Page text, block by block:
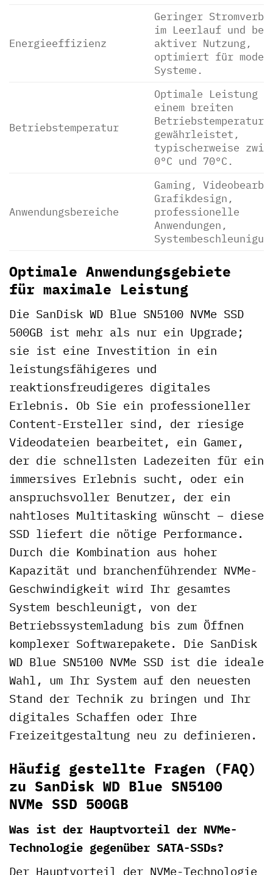
Energieeffizienz
Geringer
im Leerlauf und bei
aktiver Nutzung,
optimiert für
Systeme.
Betriebstemperatur
Optimale Leistung
einem breiten
gewährleistet,
typischerweise
0°C und 70°C.
Anwendungsbereiche
Gaming,
Grafikdesign,
professionelle
Anwendungen,
Optimale Anwendungsgebiete
für maximale Leistung
Die SanDisk WD Blue SN5100 NVMe SSD
500GB ist mehr als nur ein Upgrade;
sie ist eine Investition in ein
leistungsfähigeres und
reaktionsfreudigeres digitales
Erlebnis. Ob Sie ein professioneller
Content-Ersteller sind, der riesige
Videodateien bearbeitet, ein Gamer,
der die schnellsten Ladezeiten für ein
immersives Erlebnis sucht, oder ein
anspruchsvoller Benutzer, der ein
nahtloses Multitasking wünscht – diese
SSD liefert die nötige Performance.
Durch die Kombination aus hoher
Kapazität und branchenführender NVMe-
Geschwindigkeit wird Ihr gesamtes
System beschleunigt, von der
Betriebssystemladung bis zum Öffnen
komplexer Softwarepakete. Die SanDisk
WD Blue SN5100 NVMe SSD ist die ideale
Wahl, um Ihr System auf den neuesten
Stand der Technik zu bringen und Ihr
digitales Schaffen oder Ihre
Freizeitgestaltung neu zu definieren.
Häufig gestellte Fragen (FAQ)
zu SanDisk WD Blue SN5100
NVMe SSD 500GB
Was ist der Hauptvorteil der NVMe-
Technologie gegenüber SATA-SSDs?
Der Hauptvorteil der NVMe-Technologie